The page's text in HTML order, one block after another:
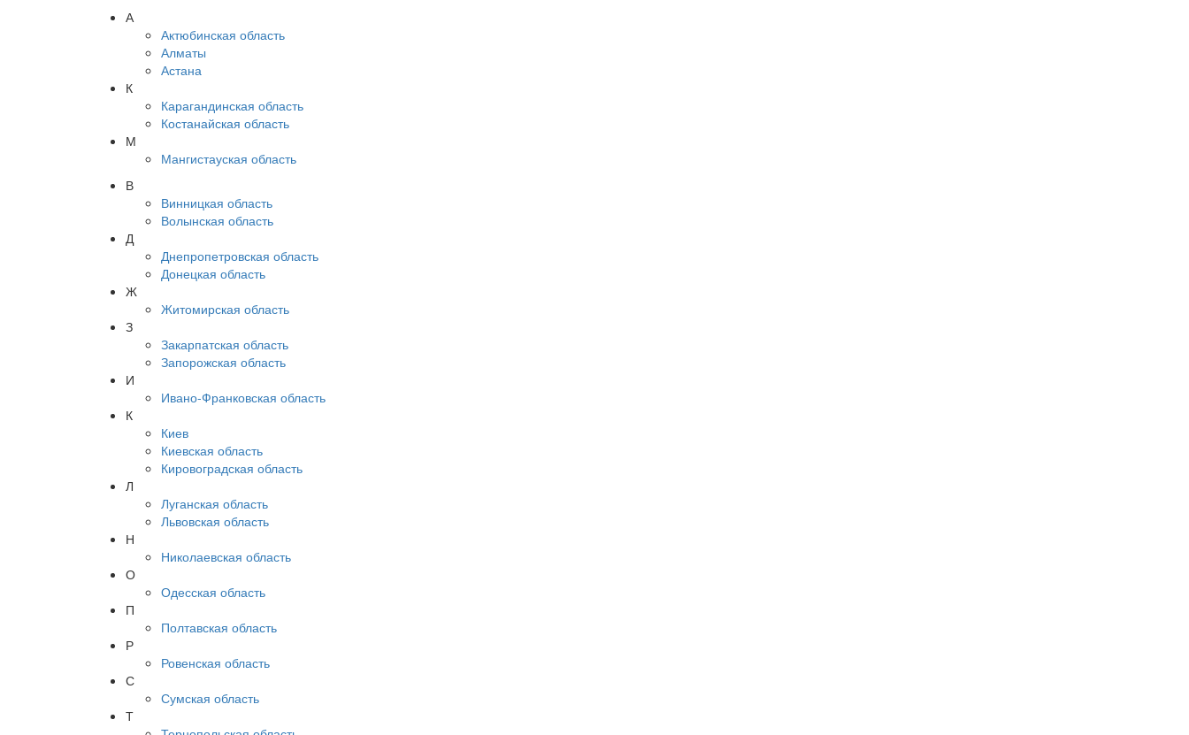
А
Актюбинская область
Алматы
Астана
К
Карагандинская область
Костанайская область
М
Мангистауская область
В
Винницкая область
Волынская область
Д
Днепропетровская область
Донецкая область
Ж
Житомирская область
З
Закарпатская область
Запорожская область
И
Ивано-Франковская область
К
Киев
Киевская область
Кировоградская область
Л
Луганская область
Львовская область
Н
Николаевская область
О
Одесская область
П
Полтавская область
Р
Ровенская область
С
Сумская область
Т